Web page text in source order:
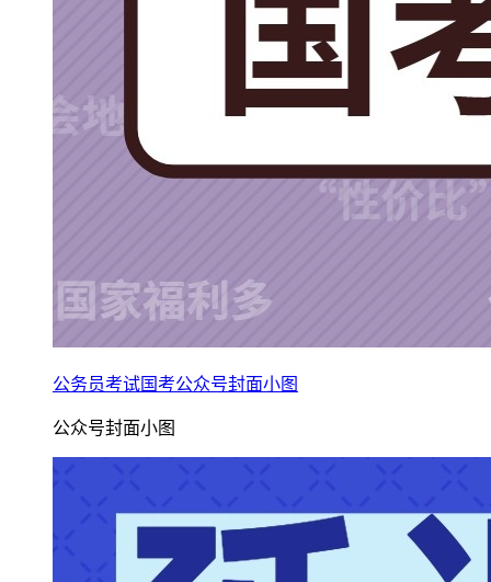
公务员考试国考公众号封面小图
公众号封面小图